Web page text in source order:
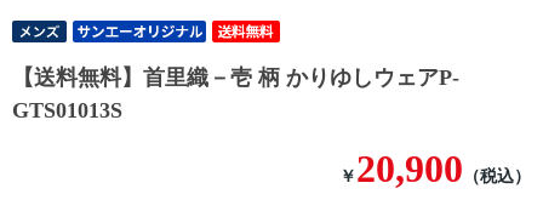
【送料無料】首里織－壱 柄 かりゆしウェアP-
GTS01013S
￥ 20,900 （税込）